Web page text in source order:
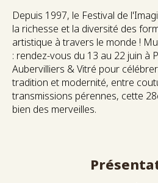
Depuis 1997, le Festival de
la richesse et la diversité des
artistique à travers le monde !
: rendez-vous du 13 au 22 juin à
Aubervilliers & Vitré pour
tradition et modernité, entre
transmissions pérennes, cette
bien des merveilles.